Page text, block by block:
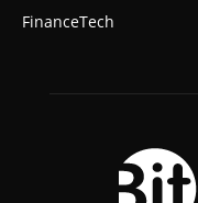
FinanceTech